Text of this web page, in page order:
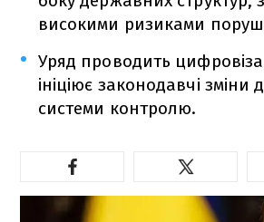
високими ризиками
Уряд проводить
ініціює законодавчі зміни
системи контролю.